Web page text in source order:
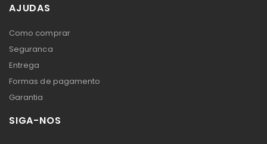
AJUDAS
Como comprar
Seguranca
Entrega
Formas de pagamento
Garantia
SIGA-NOS